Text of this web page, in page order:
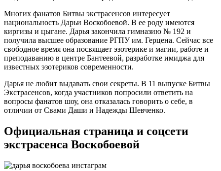
Многих фанатов Битвы экстрасенсов интересует
национальность Дарьи Воскобоевой. В ее роду имеются
киргизы и цыгане. Дарья закончила гимназию № 192 и
получила высшее образование РГПУ им. Герцена. Сейчас все
свободное время она посвящает эзотерике и магии, работе и
преподаванию в центре Бантеевой, разработке имиджа для
известных эзотериков современности.
Дарья не любит выдавать свои секреты. В 11 выпуске Битвы
Экстрасенсов, когда участников попросили ответить на
вопросы фанатов шоу, она отказалась говорить о себе, в
отличии от Свами Даши и Надежды Шевченко.
Официальная страница и соцсети
экстрасенса Воскобоевой